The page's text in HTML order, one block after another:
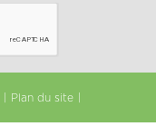
Plan du site